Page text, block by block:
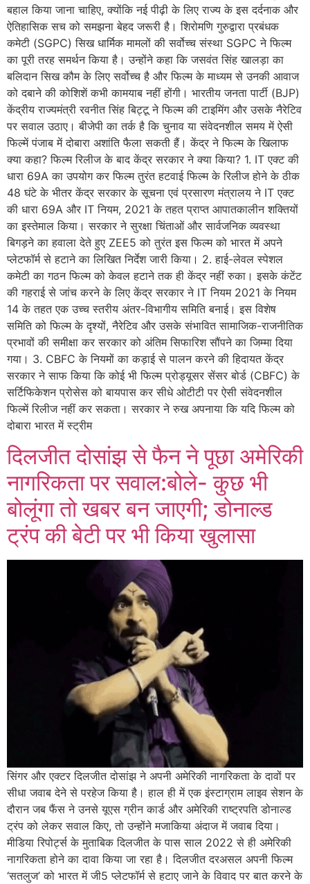
बहाल किया जाना चाहिए, क्योंकि नई पीढ़ी के लिए राज्य के इस दर्दनाक और
ऐतिहासिक सच को समझना बेहद जरूरी है। शिरोमणि गुरुद्वारा प्रबंधक
कमेटी (SGPC) सिख धार्मिक मामलों की सर्वोच्च संस्था SGPC ने फिल्म
का पूरी तरह समर्थन किया है। उन्होंने कहा कि जसवंत सिंह खालड़ा का
बलिदान सिख कौम के लिए सर्वोच्च है और फिल्म के माध्यम से उनकी आवाज
को दबाने की कोशिशें कभी कामयाब नहीं होंगी। भारतीय जनता पार्टी (BJP)
केंद्रीय राज्यमंत्री रवनीत सिंह बिट्टू ने फिल्म की टाइमिंग और उसके नैरेटिव
पर सवाल उठाए। बीजेपी का तर्क है कि चुनाव या संवेदनशील समय में ऐसी
फिल्में पंजाब में दोबारा अशांति फैला सकती हैं। केंद्र ने फिल्म के खिलाफ
क्या कहा? फिल्म रिलीज के बाद केंद्र सरकार ने क्या किया? 1. IT एक्ट की
धारा 69A का उपयोग कर फिल्म तुरंत हटवाई फिल्म के रिलीज होने के ठीक
48 घंटे के भीतर केंद्र सरकार के सूचना एवं प्रसारण मंत्रालय ने IT एक्ट
की धारा 69A और IT नियम, 2021 के तहत प्राप्त आपातकालीन शक्तियों
का इस्तेमाल किया। सरकार ने सुरक्षा चिंताओं और सार्वजनिक व्यवस्था
बिगड़ने का हवाला देते हुए ZEE5 को तुरंत इस फिल्म को भारत में अपने
प्लेटफॉर्म से हटाने का लिखित निर्देश जारी किया। 2. हाई-लेवल स्पेशल
कमेटी का गठन फिल्म को केवल हटाने तक ही केंद्र नहीं रुका। इसके कंटेंट
की गहराई से जांच करने के लिए केंद्र सरकार ने IT नियम 2021 के नियम
14 के तहत एक उच्च स्तरीय अंतर-विभागीय समिति बनाई। इस विशेष
समिति को फिल्म के दृश्यों, नैरेटिव और उसके संभावित सामाजिक-राजनीतिक
प्रभावों की समीक्षा कर सरकार को अंतिम सिफारिश सौंपने का जिम्मा दिया
गया। 3. CBFC के नियमों का कड़ाई से पालन करने की हिदायत केंद्र
सरकार ने साफ किया कि कोई भी फिल्म प्रोड्यूसर सेंसर बोर्ड (CBFC) के
सर्टिफिकेशन प्रोसेस को बायपास कर सीधे ओटीटी पर ऐसी संवेदनशील
फिल्में रिलीज नहीं कर सकता। सरकार ने रुख अपनाया कि यदि फिल्म को
दोबारा भारत में स्ट्रीम
दिलजीत दोसांझ से फैन ने पूछा अमेरिकी
नागरिकता पर सवाल:बोले- कुछ भी
बोलूंगा तो खबर बन जाएगी; डोनाल्ड
ट्रंप की बेटी पर भी किया खुलासा
सिंगर और एक्टर दिलजीत दोसांझ ने अपनी अमेरिकी नागरिकता के दावों पर
सीधा जवाब देने से परहेज किया है। हाल ही में एक इंस्टाग्राम लाइव सेशन के
दौरान जब फैंस ने उनसे यूएस ग्रीन कार्ड और अमेरिकी राष्ट्रपति डोनाल्ड
ट्रंप को लेकर सवाल किए, तो उन्होंने मजाकिया अंदाज में जवाब दिया।
मीडिया रिपोर्ट्स के मुताबिक दिलजीत के पास साल 2022 से ही अमेरिकी
नागरिकता होने का दावा किया जा रहा है। दिलजीत दरअसल अपनी फिल्म
‘सतलुज’ को भारत में जी5 प्लेटफॉर्म से हटाए जाने के विवाद पर बात करने के